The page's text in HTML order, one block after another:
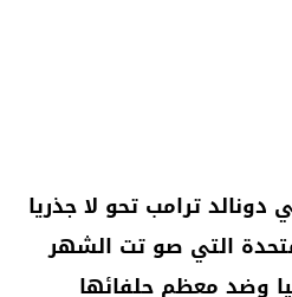
ترامب تحو لا جذريا
التي صو تت الشهر
وضد معظم حلفائها